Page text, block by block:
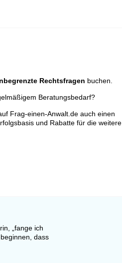
Rechtsfragen buchen.
Beratungsbedarf?
Frag-einen-Anwalt.de auch einen
und Rabatte für die weitere
„fange ich
dass